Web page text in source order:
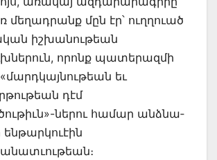
մեղադրանք մըն էր՝ ուղղուած
իշխանութեան
որոնք պատերազմի
եւ
դէմ
ներու համար անձնա­